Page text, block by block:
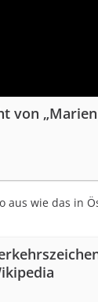
von
aus wie das in